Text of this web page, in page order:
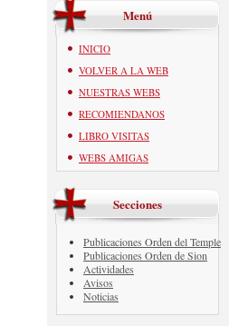
Menú
INICIO
VOLVER A LA WEB
NUESTRAS WEBS
RECOMIENDANOS
LIBRO VISITAS
WEBS AMIGAS
Secciones
Publicaciones Orden del Temple
Publicaciones Orden de Sion
Actividades
Avisos
Noticias